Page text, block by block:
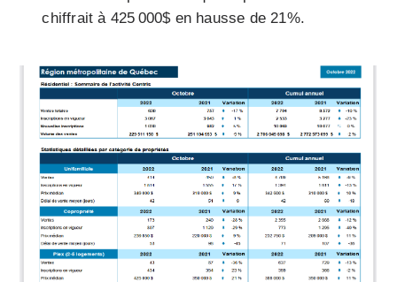
chiffrait à 425 000$ en hausse de 21%.